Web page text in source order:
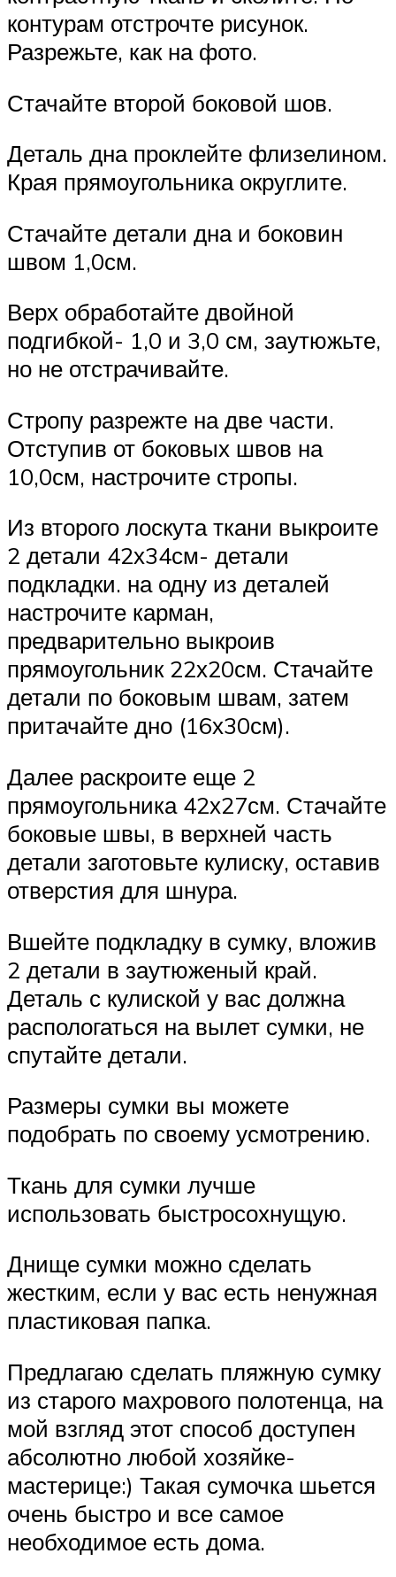
контурам отстрочте рисунок.
Разрежьте, как на фото.
Стачайте второй боковой шов.
Деталь дна проклейте флизелином.
Края прямоугольника округлите.
Стачайте детали дна и боковин
швом 1,0см.
Верх обработайте двойной
подгибкой- 1,0 и 3,0 см, заутюжьте,
но не отстрачивайте.
Стропу разрежте на две части.
Отступив от боковых швов на
10,0см, настрочите стропы.
Из второго лоскута ткани выкроите
2 детали 42х34см- детали
подкладки. на одну из деталей
настрочите карман,
предварительно выкроив
прямоугольник 22х20см. Стачайте
детали по боковым швам, затем
притачайте дно (16х30см).
Далее раскроите еще 2
прямоугольника 42х27см. Стачайте
боковые швы, в верхней часть
детали заготовьте кулиску, оставив
отверстия для шнура.
Вшейте подкладку в сумку, вложив
2 детали в заутюженый край.
Деталь с кулиской у вас должна
распологаться на вылет сумки, не
спутайте детали.
Размеры сумки вы можете
подобрать по своему усмотрению.
Ткань для сумки лучше
использовать быстросохнущую.
Днище сумки можно сделать
жестким, если у вас есть ненужная
пластиковая папка.
Предлагаю сделать пляжную сумку
из старого махрового полотенца, на
мой взгляд этот способ доступен
абсолютно любой хозяйке-
мастерице:) Такая сумочка шьется
очень быстро и все самое
необходимое есть дома.